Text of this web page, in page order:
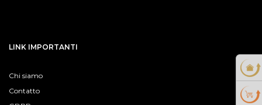
LINK IMPORTANTI
Chi siamo
Contatto